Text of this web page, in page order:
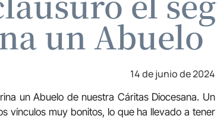
un Abuelo
14 de junio de 2024
un Abuelo de nuestra Cáritas Diocesana. Un
vínculos muy bonitos, lo que ha llevado a tener